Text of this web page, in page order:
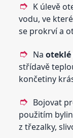
K úlevě
vodu, ve
se prokrví a
Naoteklé
střídavě
končetiny
Bojovat
použitím
z třezalky,